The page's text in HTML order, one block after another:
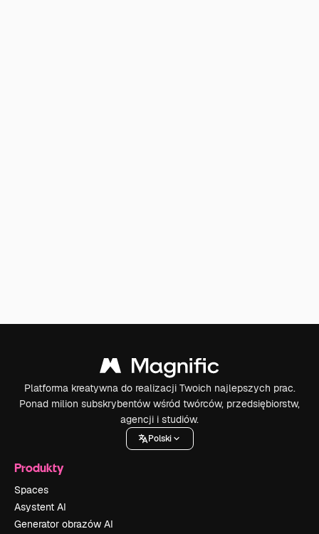
Platforma kreatywna do realizacji Twoich najlepszych prac.
Ponad milion subskrybentów wśród twórców, przedsiębiorstw,
agencji i studiów.
Polski
Produkty
Spaces
Asystent AI
Generator obrazów AI